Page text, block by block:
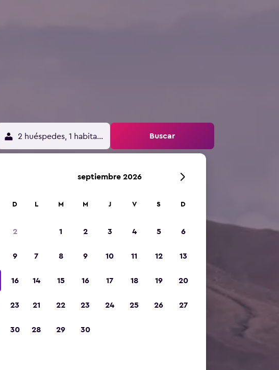
2 huéspedes, 1 habitación Buscar
D
2
9
16
23
30
septiembre 2026
L M M J V S D
1 2 3 4 5 6
7 8 9 10 11 12 13
14 15 16 17 18 19 20
21 22 23 24 25 26 27
28 29 30